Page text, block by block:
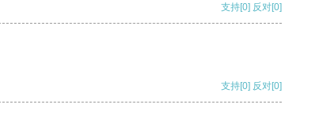
支持[0] 反对[0]
支持[0] 反对[0]